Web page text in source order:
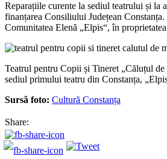
Reparațiile curente la sediul teatrului și la
finanțarea Consiliului Județean
Comunitatea Elenă „Elpis“, în
Teatrul pentru Copii și Tineret „Căluțul
sediul primului teatru din Constanța,
Sursă foto: Cultură Constanța
Share: